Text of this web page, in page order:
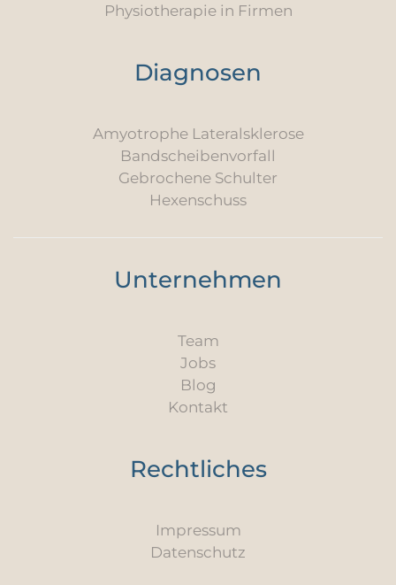
Physiotherapie in Firmen
Diagnosen
Amyotrophe Lateralsklerose
Bandscheibenvorfall
Gebrochene Schulter
Hexenschuss
Unternehmen
Team
Jobs
Blog
Kontakt
Rechtliches
Impressum
Datenschutz